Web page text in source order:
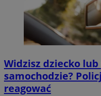
Widzisz dziecko
samochodzie?
reagować